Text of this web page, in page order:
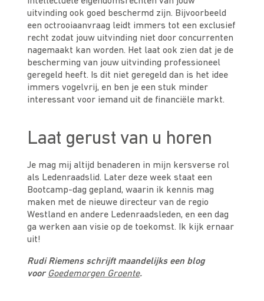
uitvinding ook goed beschermd zijn. Bijvoorbeeld
een octrooiaanvraag leidt immers tot een exclusief
recht zodat jouw uitvinding niet door concurrenten
nagemaakt kan worden. Het laat ook zien dat je de
bescherming van jouw uitvinding professioneel
geregeld heeft. Is dit niet geregeld dan is het idee
immers vogelvrij, en ben je een stuk minder
interessant voor iemand uit de financiële markt.
Laat gerust van u horen
Je mag mij altijd benaderen in mijn kersverse rol
als Ledenraadslid. Later deze week staat een
Bootcamp-dag gepland, waarin ik kennis mag
maken met de nieuwe directeur van de regio
Westland en andere Ledenraadsleden, en een dag
ga werken aan visie op de toekomst. Ik kijk ernaar
uit!
Rudi Riemens schrijft maandelijks een blog
voor Goedemorgen Groente.